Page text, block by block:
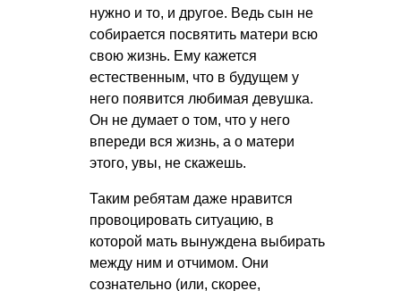
нужно и то, и другое. Ведь сын не
собирается посвятить матери всю
свою жизнь. Ему кажется
естественным, что в будущем у
него появится любимая девушка.
Он не думает о том, что у него
впереди вся жизнь, а о матери
этого, увы, не скажешь.
Таким ребятам даже нравится
провоцировать ситуацию, в
которой мать вынуждена выбирать
между ним и отчимом. Они
сознательно (или, скорее,